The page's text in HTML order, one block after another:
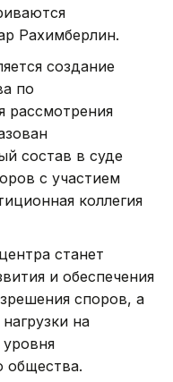
Рахимберлин.
создание
по
рассмотрения
состав в суде
с участием
коллегия
станет
и обеспечения
споров, а
на
общества.